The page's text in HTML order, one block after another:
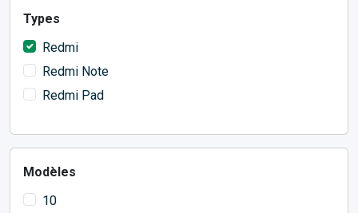
Types
Redmi
Redmi Note
Redmi Pad
Modèles
10